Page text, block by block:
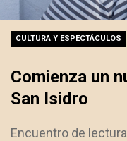
CULTURA Y ESPECTÁCULOS
Comienza un
San Isidro
Encuentro de